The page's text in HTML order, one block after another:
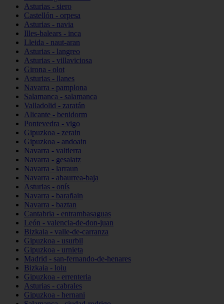
Asturias - siero
Castellón - orpesa
Asturias - navia
Illes-balears - inca
Lleida - naut-aran
Asturias - langreo
Asturias - villaviciosa
Girona - olot
Asturias - llanes
Navarra - pamplona
Salamanca - salamanca
Valladolid - zaratán
Alicante - benidorm
Pontevedra - vigo
Gipuzkoa - zerain
Gipuzkoa - andoain
Navarra - valtierra
Navarra - gesalatz
Navarra - larraun
Navarra - abaurrea-baja
Asturias - onís
Navarra - barañain
Navarra - baztan
Cantabria - entrambasaguas
León - valencia-de-don-juan
Bizkaia - valle-de-carranza
Gipuzkoa - usurbil
Gipuzkoa - urnieta
Madrid - san-fernando-de-henares
Bizkaia - loiu
Gipuzkoa - errenteria
Asturias - cabrales
Gipuzkoa - hernani